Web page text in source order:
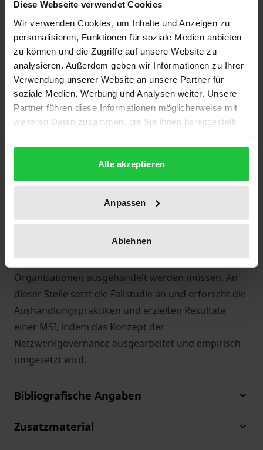
Diese Webseite verwendet Cookies
Wir verwenden Cookies, um Inhalte und Anzeigen zu
personalisieren, Funktionen für soziale Medien anbieten
zu können und die Zugriffe auf unsere Website zu
analysieren. Außerdem geben wir Informationen zu Ihrer
Verwendung unserer Website an unsere Partner für
soziale Medien, Werbung und Analysen weiter. Unsere
Partner führen diese Informationen möglicherweise mit
weiteren Daten zusammen, die Sie ihnen bereitgestellt
gesammelt haben.
Alle akzeptieren
Anpassen
Ablehnen
Zur Wunschliste hinzufügen
Hinweise zu Versandkosten
Beschreibung
Das Buch bietet einen detaillierten Einblick in die
Arbeit einer deutschen Multistakeholder-Initiative
(MSI) im Kakao- und Schokoladensektor. In solchen
Initiativen schließen sich privatwirtschaftliche,
zusammen, um zur Lösung globaler
Nachhaltigkeitsprobleme beizutragen. Vernetztes
Handeln erfordert gemeinsame Ziele, die jedoch vor
dem Hintergrund der Heterogenität teilnehmender
Organisationen ausgehandelt werden müssen. An
dieser Stelle setzt die Fallstudie an und erforscht die
Aushandlungspraktiken und erzielten Resultate
einer MSI, indem das Konzept der
Netzwerkgovernance ausgearbeitet und empirisch
umgesetzt wird.
Bibliografische Angaben
Zusatzmaterial